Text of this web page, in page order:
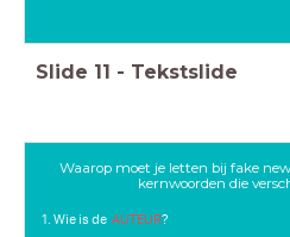
Slide 11 - Tekstslide
Waarop moet je letten bij fake
kernwoorden die
1. Wie is de AUTEUR?